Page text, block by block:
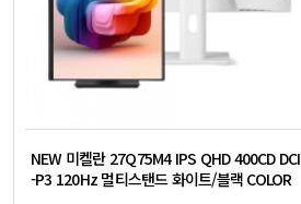
NEW 미켈란 27Q75M4 IPS QHD 400CD DCI
-P3 120Hz 멀티스탠드 화이트/블랙 COLOR